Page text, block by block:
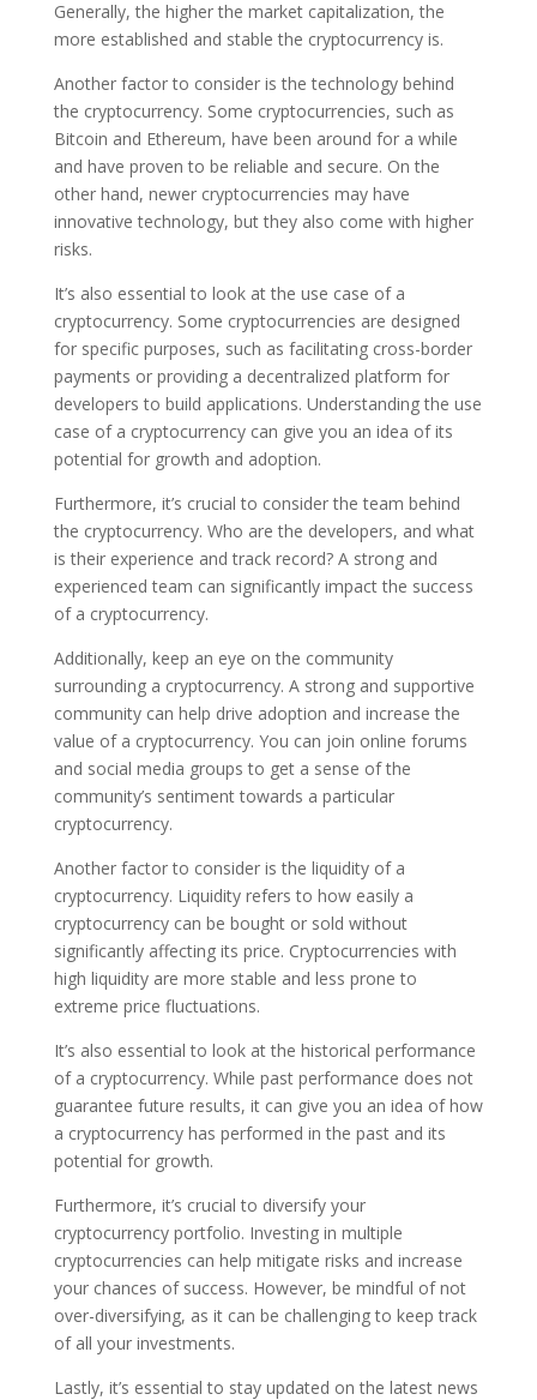
Generally, the higher the market capitalization, the
more established and stable the cryptocurrency is.
Another factor to consider is the technology behind
the cryptocurrency. Some cryptocurrencies, such as
Bitcoin and Ethereum, have been around for a while
and have proven to be reliable and secure. On the
other hand, newer cryptocurrencies may have
innovative technology, but they also come with higher
risks.
It’s also essential to look at the use case of a
cryptocurrency. Some cryptocurrencies are designed
for specific purposes, such as facilitating cross-border
payments or providing a decentralized platform for
developers to build applications. Understanding the use
case of a cryptocurrency can give you an idea of its
potential for growth and adoption.
Furthermore, it’s crucial to consider the team behind
the cryptocurrency. Who are the developers, and what
is their experience and track record? A strong and
experienced team can significantly impact the success
of a cryptocurrency.
Additionally, keep an eye on the community
surrounding a cryptocurrency. A strong and supportive
community can help drive adoption and increase the
value of a cryptocurrency. You can join online forums
and social media groups to get a sense of the
community’s sentiment towards a particular
cryptocurrency.
Another factor to consider is the liquidity of a
cryptocurrency. Liquidity refers to how easily a
cryptocurrency can be bought or sold without
significantly affecting its price. Cryptocurrencies with
high liquidity are more stable and less prone to
extreme price fluctuations.
It’s also essential to look at the historical performance
of a cryptocurrency. While past performance does not
guarantee future results, it can give you an idea of how
a cryptocurrency has performed in the past and its
potential for growth.
Furthermore, it’s crucial to diversify your
cryptocurrency portfolio. Investing in multiple
cryptocurrencies can help mitigate risks and increase
your chances of success. However, be mindful of not
over-diversifying, as it can be challenging to keep track
of all your investments.
Lastly, it’s essential to stay updated on the latest news